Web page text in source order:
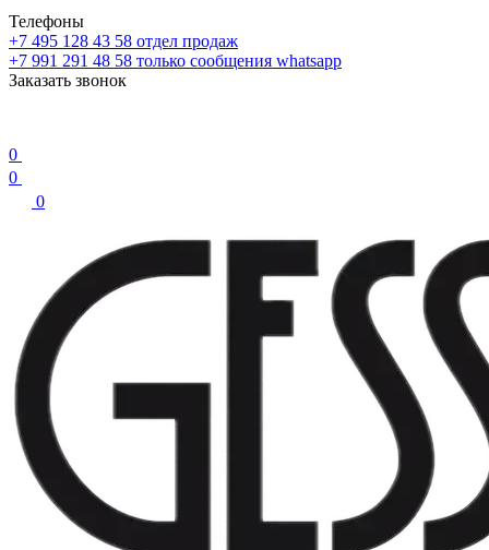
Телефоны
+7 495 128 43 58 отдел продаж
+7 991 291 48 58 только сообщения whatsapp
Заказать звонок
0
0
0